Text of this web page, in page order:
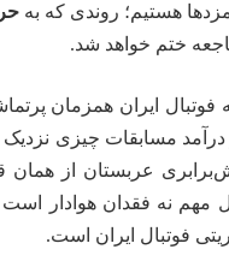
هستیم؛ روندی که به
ختم خواهد شد.
فوتبال ایران همزمان
عربستان از
نه فقدان هوادار است
فوتبال ایران است.